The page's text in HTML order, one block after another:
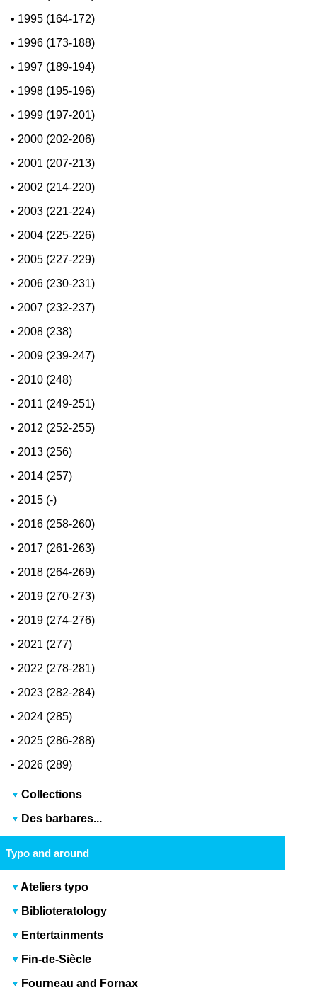
• 1995 (164-172)
• 1996 (173-188)
• 1997 (189-194)
• 1998 (195-196)
• 1999 (197-201)
• 2000 (202-206)
• 2001 (207-213)
• 2002 (214-220)
• 2003 (221-224)
• 2004 (225-226)
• 2005 (227-229)
• 2006 (230-231)
• 2007 (232-237)
• 2008 (238)
• 2009 (239-247)
• 2010 (248)
• 2011 (249-251)
• 2012 (252-255)
• 2013 (256)
• 2014 (257)
• 2015 (-)
• 2016 (258-260)
• 2017 (261-263)
• 2018 (264-269)
• 2019 (270-273)
• 2019 (274-276)
• 2021 (277)
• 2022 (278-281)
• 2023 (282-284)
• 2024 (285)
• 2025 (286-288)
• 2026 (289)
Collections
Des barbares...
Typo and around
Ateliers typo
Biblioteratology
Entertainments
Fin-de-Siècle
Fourneau and Fornax